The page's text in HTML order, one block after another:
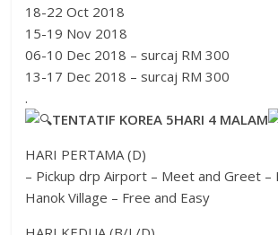
18-22 Oct 2018
15-19 Nov 2018
06-10 Dec 2018 – surcaj RM 300
13-17 Dec 2018 – surcaj RM 300
.
TENTATIF KOREA 5HARI 4 MALAM
HARI PERTAMA (D)
– Pickup drp Airport – Meet and Greet –
Hanok Village – Free and Easy